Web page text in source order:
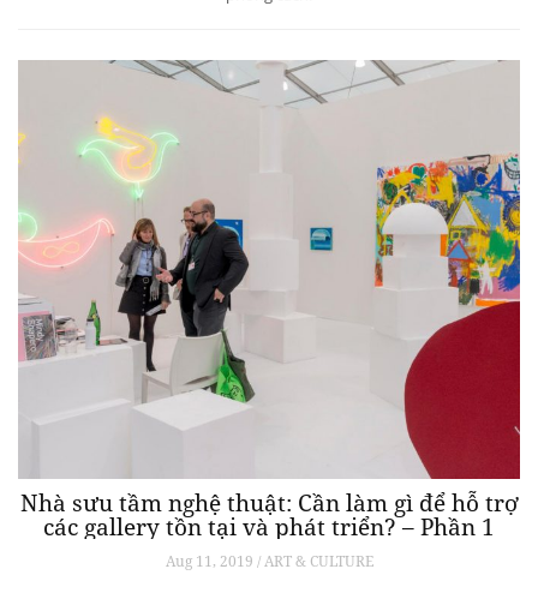
Nhà sưu tầm nghệ thuật: Cần làm gì để hỗ trợ
các gallery tồn tại và phát triển? – Phần 1
Aug 11, 2019 / ART & CULTURE